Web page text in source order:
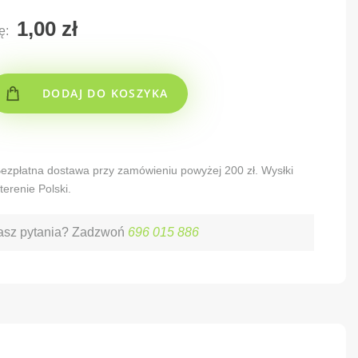
DODAJ DO KOSZYKA
dostawa przy zamówieniu powyżej 200 zł. Wysłki
Polski.
pytania? Zadzwoń 696 015 886